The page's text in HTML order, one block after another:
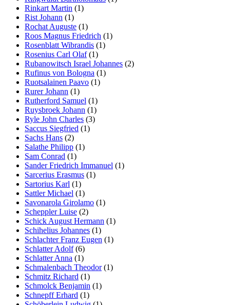
Rinkart Martin (1)
Rist Johann (1)
Rochat Auguste (1)
Roos Magnus Friedrich (1)
Rosenblatt Wibrandis (1)
Rosenius Carl Olaf(1)
Rubanowitsch Israel Johannes (2)
Rufinus von Bologna (1)
Ruotsalainen Paavo (1)
Rurer Johann (1)
Rutherford Samuel (1)
Ruysbroek Johann (1)
Ryle John Charles (3)
Saccus Siegfried (1)
Sachs Hans (2)
Salathe Philipp (1)
Sam Conrad (1)
Sander Friedrich Immanuel (1)
Sarcerius Erasmus (1)
Sartorius Karl (1)
Sattler Michael (1)
Savonarola Girolamo (1)
Scheppler Luise (2)
Schick August Hermann (1)
Schihelius Johannes (1)
Schlachter Franz Eugen (1)
Schlatter Adolf(6)
Schlatter Anna (1)
Schmalenbach Theodor(1)
Schmitz Richard (1)
Schmolck Benjamin (1)
Schnepff Erhard (1)